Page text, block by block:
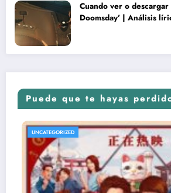
Cuando ver o descargar
Doomsday’ | Análisis
Puede que te hayas
UNCATEGORIZED